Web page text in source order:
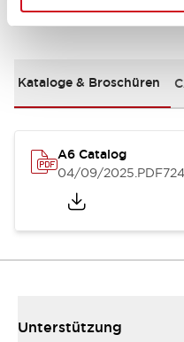
Dokumente und
Kataloge & Broschüren
A6 Catalog
04/09/2025.PDF
Unterstützung